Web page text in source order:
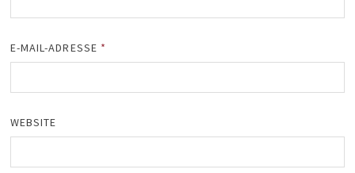
E-MAIL-ADRESSE *
WEBSITE